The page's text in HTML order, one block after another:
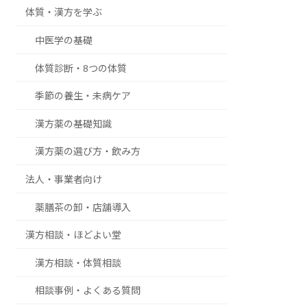
体質・漢方を学ぶ
中医学の基礎
体質診断・8つの体質
季節の養生・未病ケア
漢方薬の基礎知識
漢方薬の選び方・飲み方
法人・事業者向け
薬膳茶の卸・店舗導入
漢方相談・ほどよい堂
漢方相談・体質相談
相談事例・よくある質問